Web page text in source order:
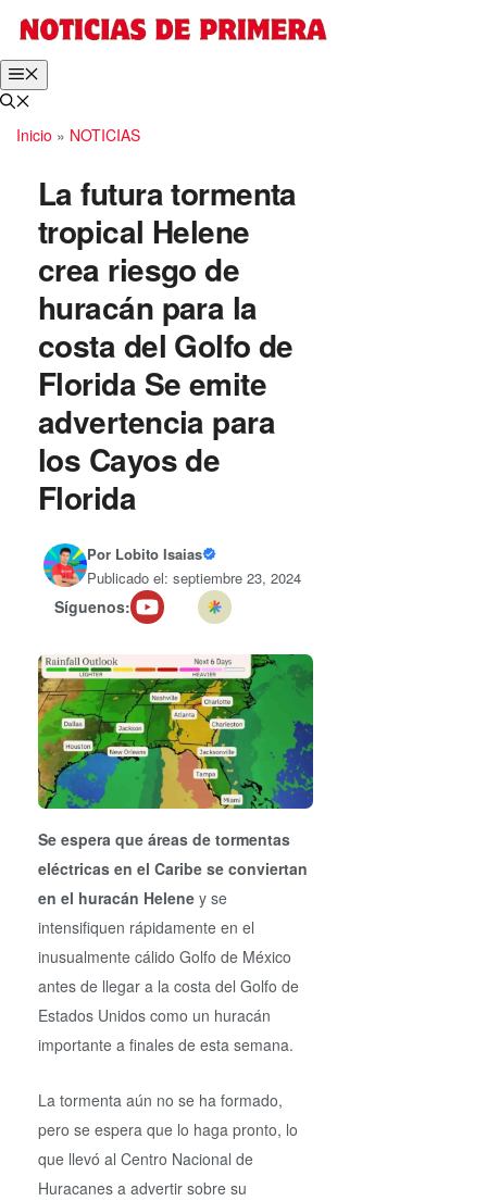
contenido
Inicio » NOTICIAS
La futura tormenta
tropical Helene
crea riesgo de
huracán para la
costa del Golfo de
Florida Se emite
advertencia para
los Cayos de
Florida
Por Lobito Isaias
Publicado el: septiembre 23, 2024
Síguenos:
Se espera que áreas de tormentas
eléctricas en el Caribe se conviertan
en el huracán Helene y se
intensifiquen rápidamente en el
inusualmente cálido Golfo de México
antes de llegar a la costa del Golfo de
Estados Unidos como un huracán
importante a finales de esta semana.
La tormenta aún no se ha formado,
pero se espera que lo haga pronto, lo
que llevó al Centro Nacional de
Huracanes a advertir sobre su